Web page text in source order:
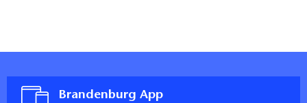
Brandenburg App